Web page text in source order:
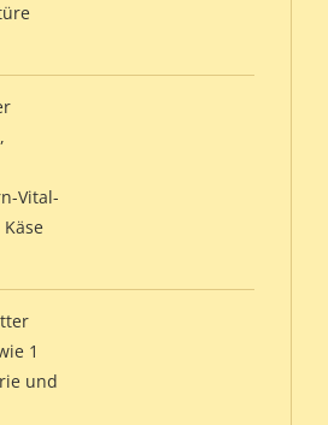
Vital-
1
und